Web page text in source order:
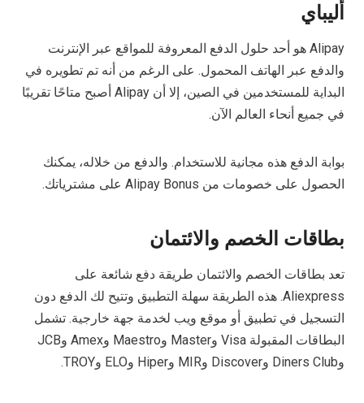
أليباي
Alipay هو أحد حلول الدفع المعروفة للمواقع عبر الإنترنت
والدفع عبر الهاتف المحمول. على الرغم من أنه تم تطويره في
البداية للمستخدمين في الصين، إلا أن Alipay أصبح متاحًا تقريبًا
في جميع أنحاء العالم الآن.
بوابة الدفع هذه مجانية للاستخدام. والدفع من خلاله، يمكنك
الحصول على خصومات من Alipay Bonus على مشترياتك.
بطاقات الخصم والائتمان
تعد بطاقات الخصم والائتمان طريقة دفع شائعة على
Aliexpress. هذه الطريقة سهلة التطبيق وتتيح لك الدفع دون
التسجيل في تطبيق أو موقع ويب لخدمة جهة خارجية. تشمل
البطاقات المقبولة Visa وMaster وMaestro وAmex وJCB
وDiners Club وDiscover وMIR وHiper وELO وTROY.